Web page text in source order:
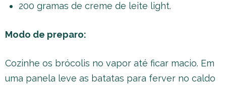
200 gramas de creme de leite light.
Modo de preparo:
Cozinhe os brócolis no vapor até ficar macio. Em
uma panela leve as batatas para ferver no caldo